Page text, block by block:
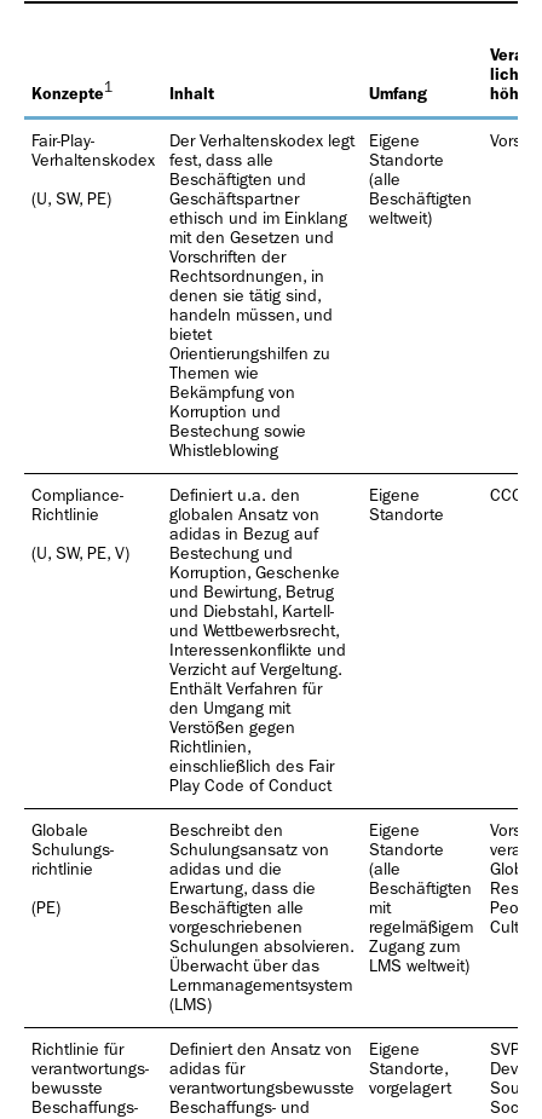
2018
Geschäfts­bericht
2017
Konzepte1 Inhalt Umfang
Fair-Play-
Verhaltenskodex
(U, SW, PE)
Der Verhaltenskodex legt
fest, dass alle
Beschäftigten und
Geschäftspartner
ethisch und im Einklang
mit den Gesetzen und
Vorschriften der
Rechtsordnungen, in
denen sie tätig sind,
handeln müssen, und
bietet
Orientierungshilfen zu
Themen wie
Bekämpfung von
Korruption und
Bestechung sowie
Whistleblowing
Eigene
Standorte
(alle
Beschäftigten
weltweit)
Compliance-
Richtlinie
(U, SW, PE, V)
Definiert u.a. den
globalen Ansatz von
adidas in Bezug auf
Bestechung und
Korruption, Geschenke
und Bewirtung, Betrug
und Diebstahl, Kartell-
und Wettbewerbsrecht,
Interessenkonflikte und
Verzicht auf Vergeltung.
Enthält Verfahren für
den Umgang mit
Verstößen gegen
Richtlinien,
einschließlich des Fair
Play Code of Conduct
Eigene
Standorte
CCO
Globale
Schulungs­
richtlinie
(PE)
Beschreibt den
Schulungsansatz von
adidas und die
Erwartung, dass die
Beschäftigten alle
vorgeschriebenen
Schulungen absolvieren.
Überwacht über das
Lernmanagementsystem
(LMS)
Eigene
Standorte
(alle
Beschäftigten
mit
regelmäßigem
Zugang zum
LMS weltweit)
Global
Culture
Richtlinie für
verantwortungs­
bewusste
Beschaffungs­
Definiert den Ansatz von
adidas für
verantwortungsbewusste
Beschaffungs- und
Eigene
Standorte,
vorgelagert
SVP
Social